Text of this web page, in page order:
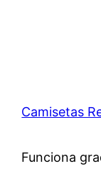
Camisetas
Funciona